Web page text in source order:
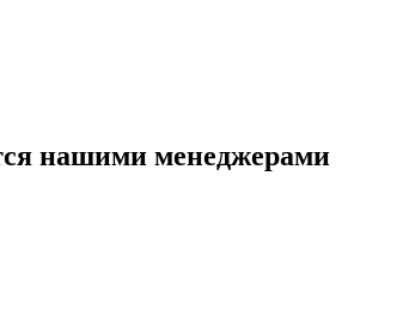
нашими менеджерами